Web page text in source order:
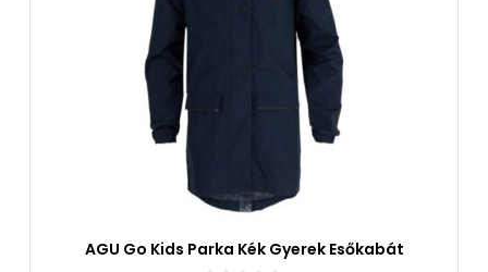
AGU Go Kids Parka Kék Gyerek Esőkabát